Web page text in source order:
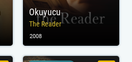
Okuyucu
The Reader
2008